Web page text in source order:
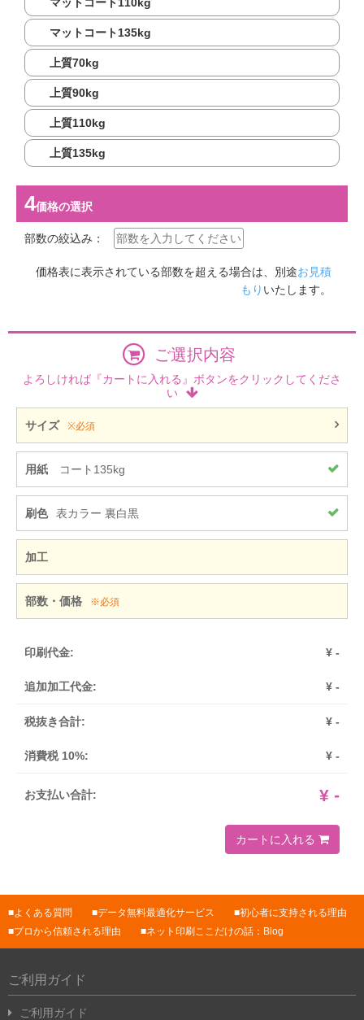
マットコート135kg
上質70kg
上質90kg
上質110kg
上質135kg
価格の選択
部数の絞込み：
価格表に表示されている部数を超える場合は、別途お見積
もり いたします。
ご選択内容
よろしければ『カートに入れる』ボタンをクリックしてくださ
い
サイズ ※必須
用紙 コート135kg
刷色 表カラー 裏白黒
加工
部数・価格 ※必須
印刷代金: ¥ -
追加加工代金: ¥ -
税抜き合計: ¥ -
消費税 10%: ¥ -
お支払い合計: ¥ -
カートに入れる
よくある質問 データ無料最適化サービス
初心者に支持される理由
プロから信頼される理由
ネット印刷ここだけの話：Blog
ご利用ガイド
ご利用ガイド